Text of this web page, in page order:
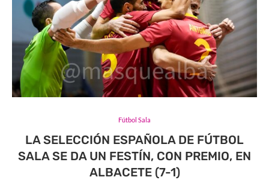
Fútbol Sala
LA SELECCIÓN ESPAÑOLA DE FÚTBOL
SALA SE DA UN FESTÍN, CON PREMIO, EN
ALBACETE (7-1)